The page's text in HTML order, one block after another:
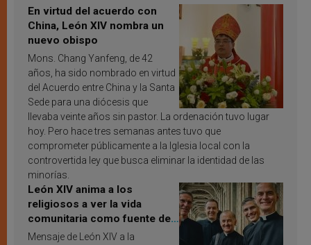
En virtud del acuerdo con
China, León XIV nombra un
nuevo obispo
Mons. Chang Yanfeng, de 42
años, ha sido nombrado en virtud
del Acuerdo entre China y la Santa
Sede para una diócesis que
llevaba veinte años sin pastor. La ordenación tuvo lugar
hoy. Pero hace tres semanas antes tuvo que
comprometer públicamente a la Iglesia local con la
controvertida ley que busca eliminar la identidad de las
minorías.
León XIV anima a los
religiosos a ver la vida
comunitaria como fuente de
inspiración y santificación
Mensaje de León XIV a la